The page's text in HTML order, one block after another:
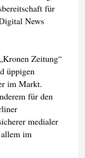
für
News
Zeitung“
üppigen
im Markt.
für den
medialer
im